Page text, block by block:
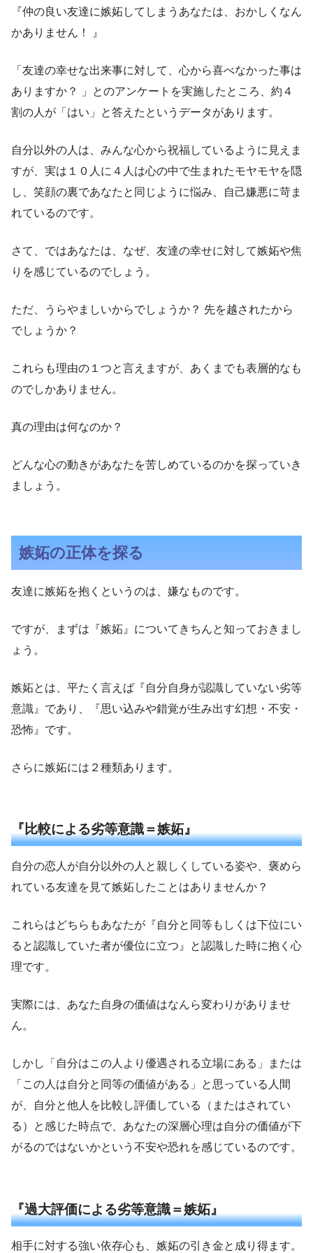
『仲の良い友達に嫉妬してしまうあなたは、おかしくなん
かありません！ 』
「友達の幸せな出来事に対して、心から喜べなかった事は
ありますか？ 」とのアンケートを実施したところ、約４
割の人が「はい」と答えたというデータがあります。
自分以外の人は、みんな心から祝福しているように見えま
すが、実は１０人に４人は心の中で生まれたモヤモヤを隠
し、笑顔の裏であなたと同じように悩み、自己嫌悪に苛ま
れているのです。
さて、ではあなたは、なぜ、友達の幸せに対して嫉妬や焦
りを感じているのでしょう。
ただ、うらやましいからでしょうか？ 先を越されたから
でしょうか？
これらも理由の１つと言えますが、あくまでも表層的なも
のでしかありません。
真の理由は何なのか？
どんな心の動きがあなたを苦しめているのかを探っていき
ましょう。
嫉妬の正体を探る
友達に嫉妬を抱くというのは、嫌なものです。
ですが、まずは『嫉妬』についてきちんと知っておきまし
ょう。
嫉妬とは、平たく言えば『自分自身が認識していない劣等
意識』であり、『思い込みや錯覚が生み出す幻想・不安・
恐怖』です。
さらに嫉妬には２種類あります。
『比較による劣等意識＝嫉妬』
自分の恋人が自分以外の人と親しくしている姿や、褒めら
れている友達を見て嫉妬したことはありませんか？
これらはどちらもあなたが『自分と同等もしくは下位にい
ると認識していた者が優位に立つ』と認識した時に抱く心
理です。
実際には、あなた自身の価値はなんら変わりがありませ
ん。
しかし「自分はこの人より優遇される立場にある」または
「この人は自分と同等の価値がある」と思っている人間
が、自分と他人を比較し評価している（またはされてい
る）と感じた時点で、あなたの深層心理は自分の価値が下
がるのではないかという不安や恐れを感じているのです。
『過大評価による劣等意識＝嫉妬』
相手に対する強い依存心も、嫉妬の引き金と成り得ます。